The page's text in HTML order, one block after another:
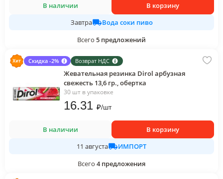
В наличии
В корзину
Завтра
Вода соки пиво
Всего 5 предложений
Скидка -2% Возврат НДС
Жевательная резинка Dirol арбузная
свежесть 13,6 гр., обертка
30 шт в упаковке
16.31 ₽/шт
В наличии
В корзину
11 августа
ИМПОРТ
Всего 4 предложения